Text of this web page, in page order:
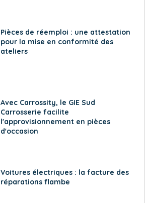
Pièces de réemploi : une attestation
pour la mise en conformité des
ateliers
Avec Carrossity, le GIE Sud
Carrosserie facilite
l'approvisionnement en pièces
d'occasion
Voitures électriques : la facture des
réparations flambe